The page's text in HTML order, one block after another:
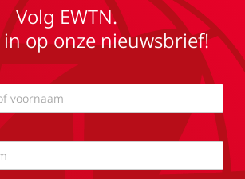
Volg EWTN.
op onze nieuwsbrief!